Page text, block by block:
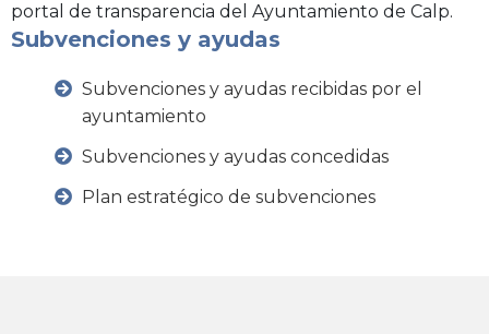
portal de transparencia del Ayuntamiento de Calp.
Subvenciones y ayudas
Subvenciones y ayudas recibidas por el
ayuntamiento
Subvenciones y ayudas concedidas
Plan estratégico de subvenciones